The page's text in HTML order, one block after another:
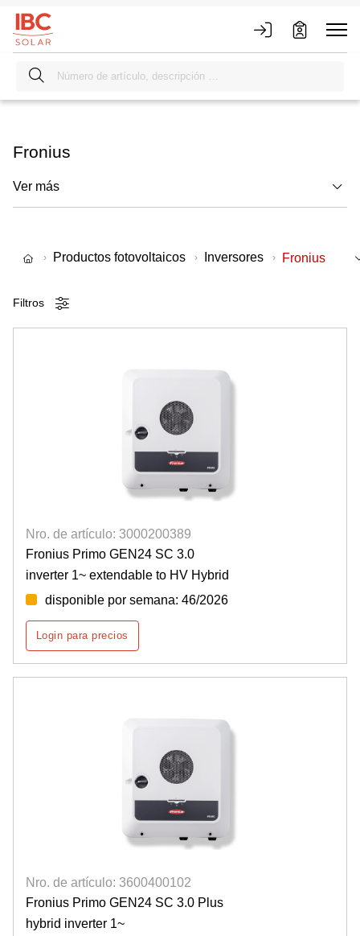
Fronius
Ver más
Productos fotovoltaicos Inversores Fronius
Filtros
Nro. de artículo: 3000200389
Fronius Primo GEN24 SC 3.0
inverter 1~ extendable to HV Hybrid
disponible por semana: 46/2026
Login para precios
Nro. de artículo: 3600400102
Fronius Primo GEN24 SC 3.0 Plus
hybrid inverter 1~